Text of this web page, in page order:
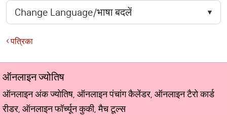
पत्रिका
ऑनलाइन ज्योतिष
ऑनलाइन अंक ज्योतिष, ऑनलाइन पंचांग कैलेंडर, ऑनलाइन टैरो कार्ड
रीडर, ऑनलाइन फॉर्च्यून कुकी, मैच टूल्स